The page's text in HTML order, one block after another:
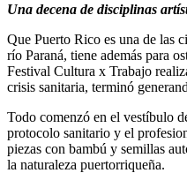
Una decena de disciplinas
Que Puerto Rico es una de las
río Paraná, tiene además para
Festival Cultura x Trabajo
crisis sanitaria, terminó
Todo comenzó en el vestíbulo
protocolo sanitario y el
piezas con bambú y semillas
la naturaleza puertorriqueña.